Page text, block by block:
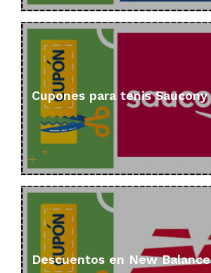
Cupones para tenis Saucony
Descuentos en New Balance